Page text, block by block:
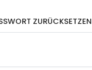
ZURÜCKSETZEN